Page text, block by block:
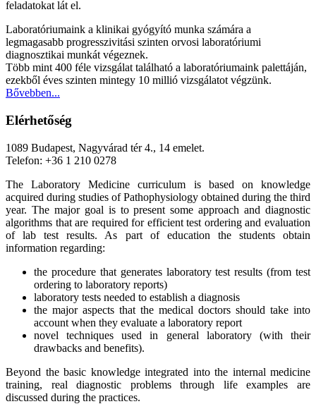
feladatokat lát el.
Laboratóriumaink a klinikai gyógyító munka számára a
legmagasabb progresszivitási szinten orvosi laboratóriumi
diagnosztikai munkát végeznek.
Több mint 400 féle vizsgálat található a laboratóriumaink palettáján,
ezekből éves szinten mintegy 10 millió vizsgálatot végzünk.
Bővebben...
Elérhetőség
1089 Budapest, Nagyvárad tér 4., 14 emelet.
Telefon: +36 1 210 0278
The Laboratory Medicine curriculum is based on knowledge
acquired during studies of Pathophysiology obtained during the third
year. The major goal is to present some approach and diagnostic
algorithms that are required for efficient test ordering and evaluation
of lab test results. As part of education the students obtain
information regarding:
the procedure that generates laboratory test results (from test
ordering to laboratory reports)
laboratory tests needed to establish a diagnosis
the major aspects that the medical doctors should take into
account when they evaluate a laboratory report
novel techniques used in general laboratory (with their
drawbacks and benefits).
Beyond the basic knowledge integrated into the internal medicine
training, real diagnostic problems through life examples are
discussed during the practices.